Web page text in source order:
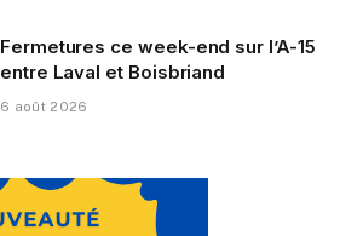
Fermetures ce week-end sur l’A-15
entre Laval et Boisbriand
6 août 2026